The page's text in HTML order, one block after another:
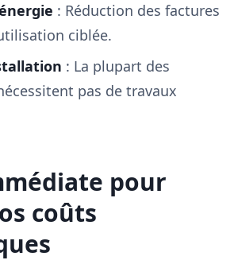
: Réduction des factures
ciblée.
: La plupart des
pas de travaux
pour
coûts